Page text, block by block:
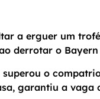
a erguer um
derrotar o
o
garantiu a